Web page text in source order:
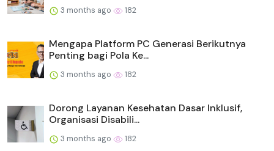
3 months ago 182
Mengapa Platform PC Generasi Berikutnya
Penting bagi Pola Ke...
3 months ago 182
Dorong Layanan Kesehatan Dasar Inklusif,
Organisasi Disabili...
3 months ago 182